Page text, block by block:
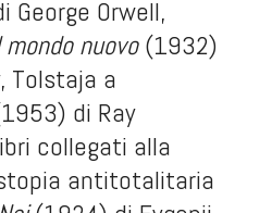
Orwell,
mondo nuovo(1932)
Tolstaja a
di Ray
collegati alla
antitotalitaria